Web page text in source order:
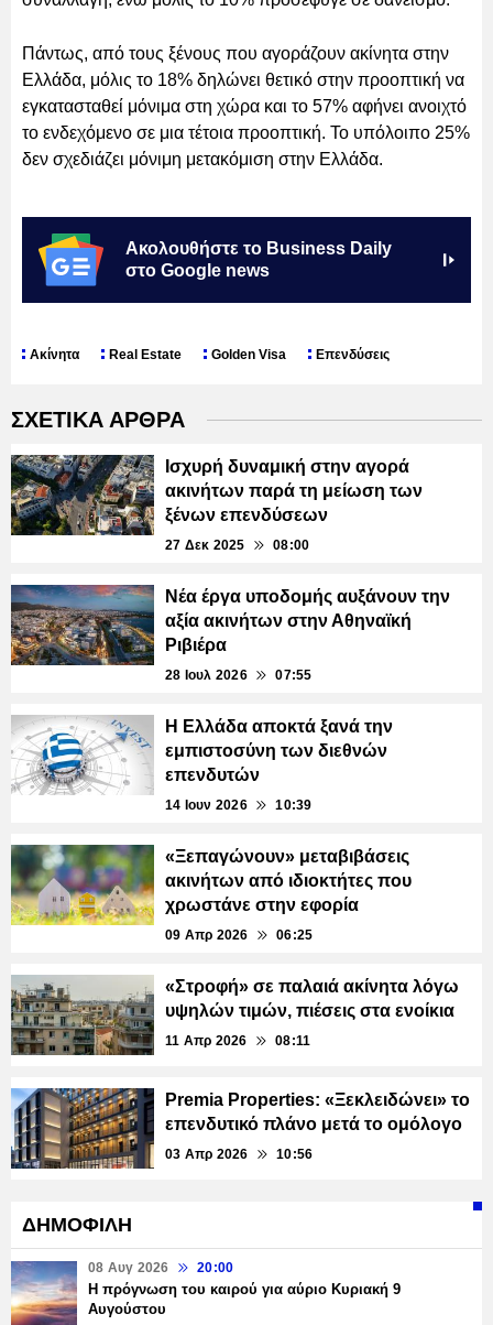
Πάντως, από τους ξένους που αγοράζουν ακίνητα στην
Ελλάδα, μόλις το 18% δηλώνει θετικό στην προοπτική να
εγκατασταθεί μόνιμα στη χώρα και το 57% αφήνει ανοιχτό
το ενδεχόμενο σε μια τέτοια προοπτική. Το υπόλοιπο 25%
δεν σχεδιάζει μόνιμη μετακόμιση στην Ελλάδα.
Ακολουθήστε το Business Daily
στο Google news
Ακίνητα Real Estate Golden Visa Επενδύσεις
ΣΧΕΤΙΚΑ ΑΡΘΡΑ
Ισχυρή δυναμική στην αγορά
ακινήτων παρά τη μείωση των
ξένων επενδύσεων
27 Δεκ 2025 08:00
Νέα έργα υποδομής αυξάνουν την
αξία ακινήτων στην Αθηναϊκή
Ριβιέρα
28 Ιουλ 2026 07:55
Η Ελλάδα αποκτά ξανά την
εμπιστοσύνη των διεθνών
επενδυτών
14 Ιουν 2026 10:39
«Ξεπαγώνουν» μεταβιβάσεις
ακινήτων από ιδιοκτήτες που
χρωστάνε στην εφορία
09 Απρ 2026 06:25
«Στροφή» σε παλαιά ακίνητα λόγω
υψηλών τιμών, πιέσεις στα ενοίκια
11 Απρ 2026 08:11
Premia Properties: «Ξεκλειδώνει» το
επενδυτικό πλάνο μετά το ομόλογο
03 Απρ 2026 10:56
ΔΗΜΟΦΙΛΗ
08 Αυγ 2026 20:00
Η πρόγνωση του καιρού για αύριο Κυριακή 9
Αυγούστου